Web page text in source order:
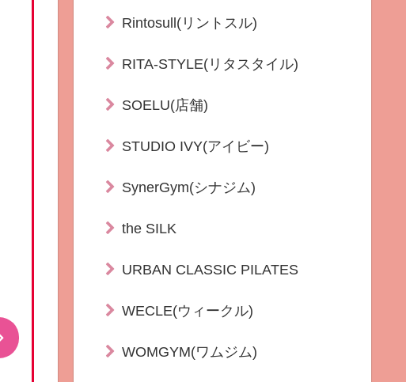
Rintosull(リントスル)
RITA-STYLE(リタスタイル)
SOELU(店舗)
STUDIO IVY(アイビー)
SynerGym(シナジム)
the SILK
URBAN CLASSIC PILATES
WECLE(ウィークル)
WOMGYM(ワムジム)